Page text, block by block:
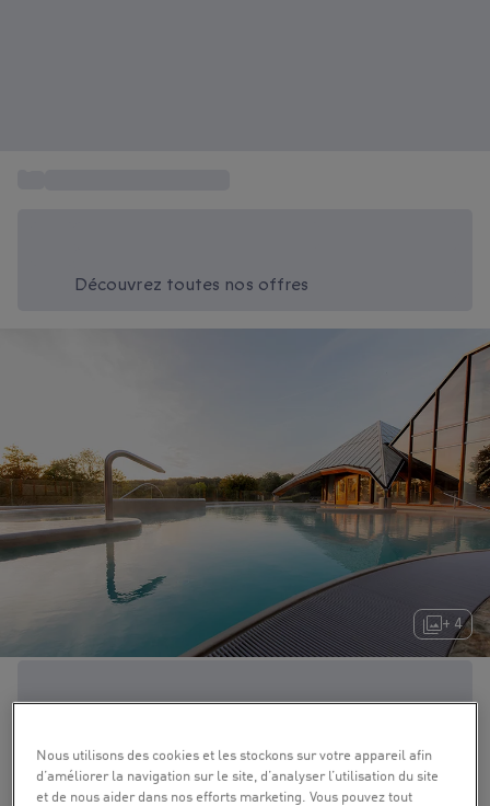
Découvrez toutes nos offres
+ 4
Nous utilisons des cookies et les stockons sur votre appareil afin
d’améliorer la navigation sur le site, d’analyser l’utilisation du site
et de nous aider dans nos efforts marketing. Vous pouvez tout